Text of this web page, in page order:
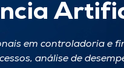
em controladoria e
análise de